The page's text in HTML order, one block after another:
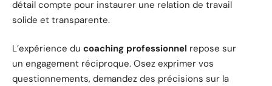
détail compte pour instaurer une relation de travail
solide et transparente.
L’expérience du coaching professionnel repose sur
un engagement réciproque. Osez exprimer vos
questionnements, demandez des précisions sur la